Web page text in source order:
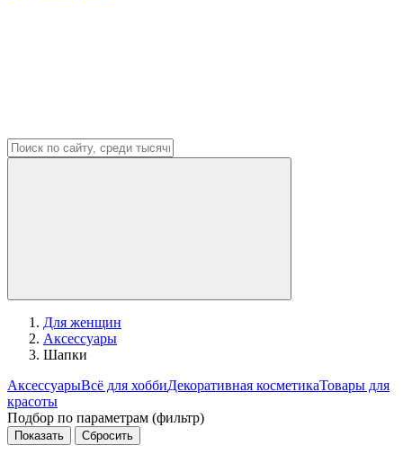
Для женщин
Аксессуары
Шапки
АксессуарыВсё для хоббиДекоративная косметикаТовары для
красоты
Подбор по параметрам (фильтр)